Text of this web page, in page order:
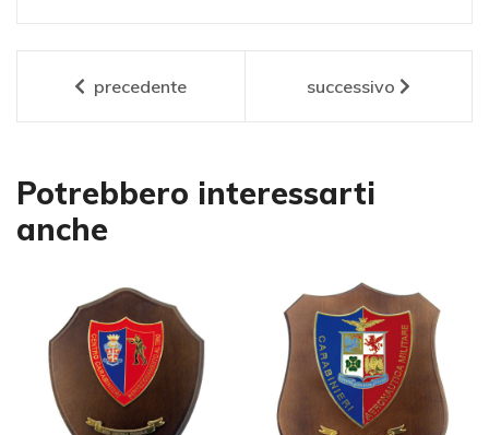
precedente successivo
Potrebbero interessarti
anche